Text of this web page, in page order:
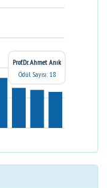
Prof.Dr. Ahmet Anık
Ödül Sayısı: 18